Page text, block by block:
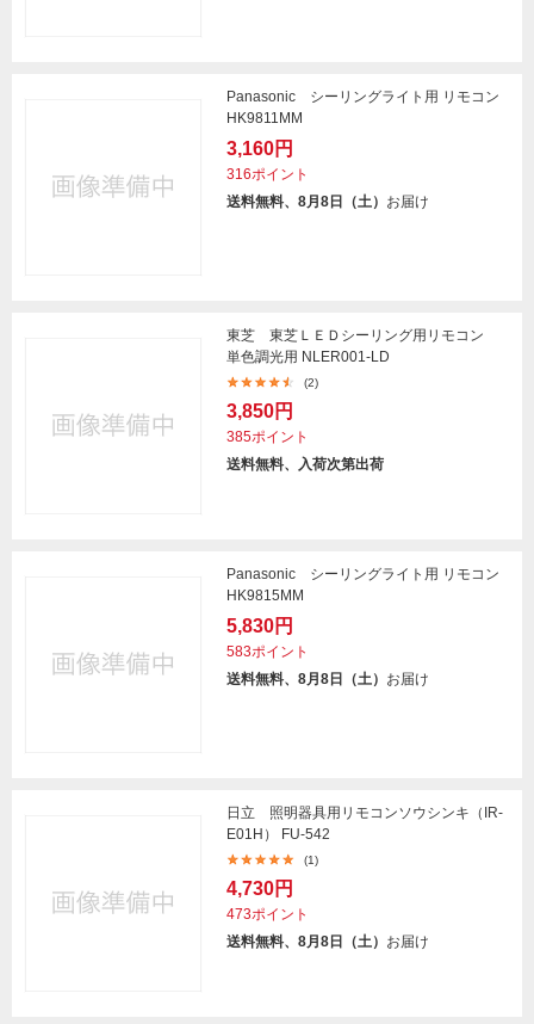
Panasonic シーリングライト用 リモコン
HK9811MM
3,160円
316ポイント
送料無料、8月8日（土） お届け
東芝 東芝ＬＥＤシーリング用リモコン
単色調光用 NLER001-LD
(2)
3,850円
385ポイント
送料無料、入荷次第出荷
Panasonic シーリングライト用 リモコン
HK9815MM
5,830円
583ポイント
送料無料、8月8日（土） お届け
日立 照明器具用リモコンソウシンキ（IR-
E01H） FU-542
(1)
4,730円
473ポイント
送料無料、8月8日（土） お届け